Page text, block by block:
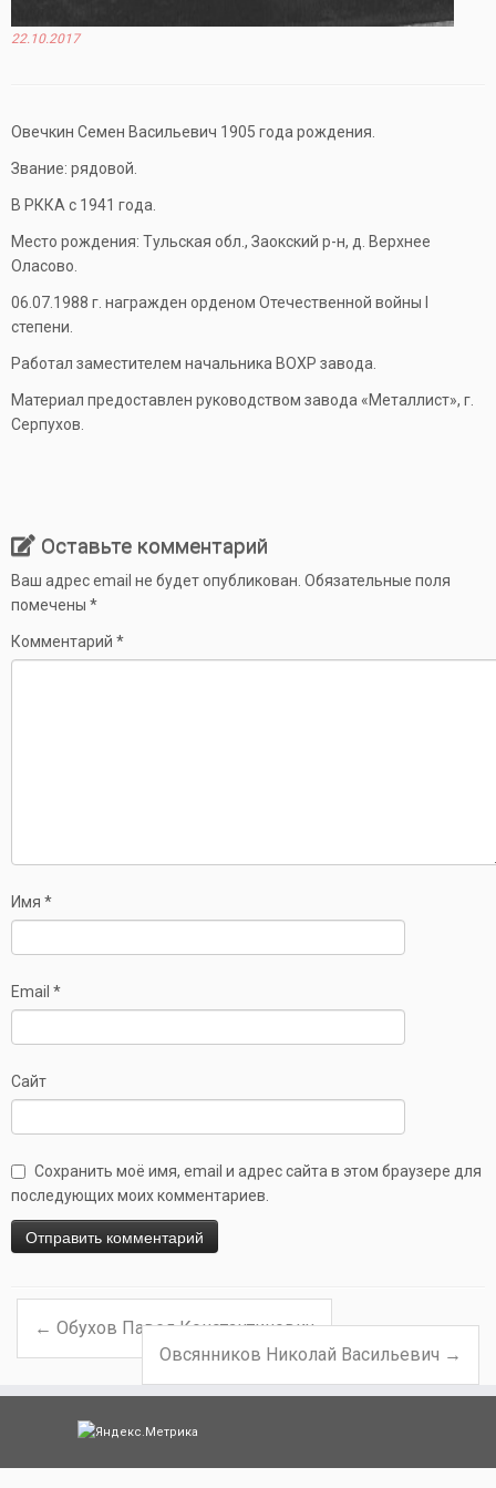
22.10.2017
Овечкин Семен Васильевич 1905 года рождения.
Звание: рядовой.
В РККА с 1941 года.
Место рождения: Тульская обл., Заокский р-н, д. Верхнее
Оласово.
06.07.1988 г. награжден орденом Отечественной войны I
степени.
Работал заместителем начальника ВОХР завода.
Материал предоставлен руководством завода «Металлист», г.
Серпухов.
Оставьте комментарий
Ваш адрес email не будет опубликован. Обязательные поля
помечены *
Комментарий *
Имя *
Email *
Сайт
Сохранить моё имя, email и адрес сайта в этом браузере для
последующих моих комментариев.
Навигация по записям
← Обухов Павел Константинович
Овсянников Николай Васильевич →